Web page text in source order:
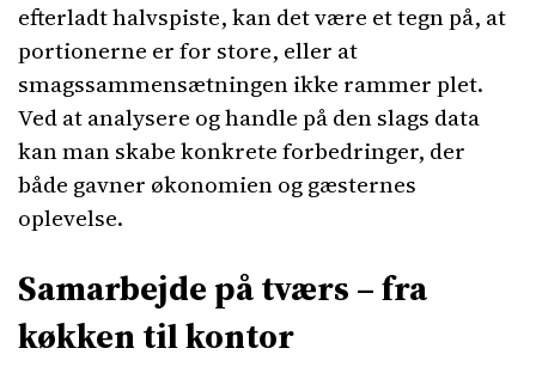
efterladt halvspiste, kan det være et tegn på, at
portionerne er for store, eller at
smagssammensætningen ikke rammer plet.
Ved at analysere og handle på den slags data
kan man skabe konkrete forbedringer, der
både gavner økonomien og gæsternes
oplevelse.
Samarbejde på tværs – fra
køkken til kontor